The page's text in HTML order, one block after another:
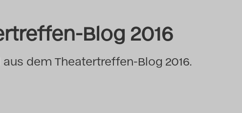
Blog 2016
dem Theatertreffen-Blog 2016.